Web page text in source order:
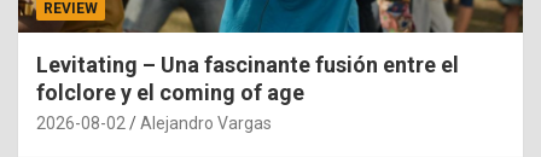
REVIEW
Levitating – Una fascinante fusión entre el
folclore y el coming of age
2026-08-02 Alejandro Vargas